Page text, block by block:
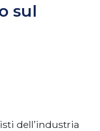
sul
dell’industria